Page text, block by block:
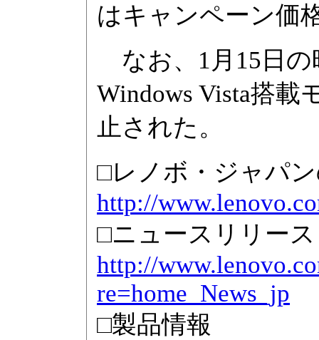
はキャンペーン価
なお、1月15日の
Windows Vista搭
止された。
□レノボ・ジャパ
http://
□ニュースリリース
http://
re=home_News_jp
□製品情報